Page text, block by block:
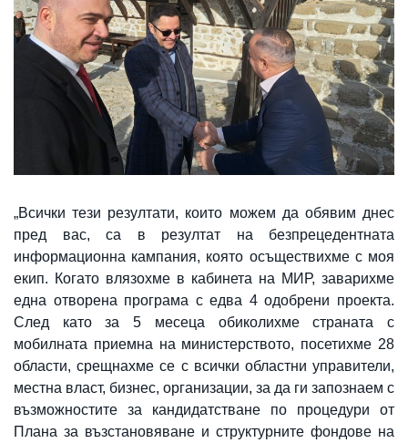
„Всички тези резултати, които можем да обявим днес
пред вас, са в резултат на безпрецедентната
информационна кампания, която осъществихме с моя
екип. Когато влязохме в кабинета на МИР, заварихме
една отворена програма с едва 4 одобрени проекта.
След като за 5 месеца обиколихме страната с
мобилната приемна на министерството, посетихме 28
области, срещнахме се с всички областни управители,
местна власт, бизнес, организации, за да ги запознаем с
възможностите за кандидатстване по процедури от
Плана за възстановяване и структурните фондове на